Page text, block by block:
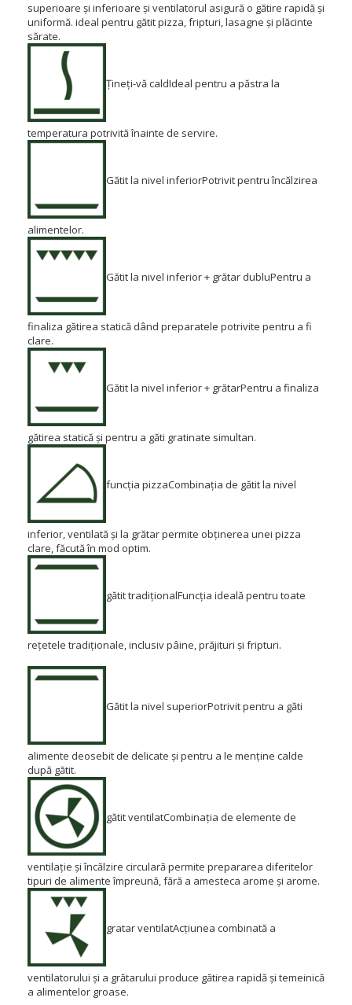
superioare și inferioare și ventilatorul asigură o gătire rapidă și
uniformă. ideal pentru gătit pizza, fripturi, lasagne și plăcinte
sărate.
Țineți-vă caldIdeal pentru a păstra la
temperatura potrivită înainte de servire.
Gătit la nivel inferiorPotrivit pentru încălzirea
alimentelor.
Gătit la nivel inferior + grătar dubluPentru a
finaliza gătirea statică dând preparatele potrivite pentru a fi
clare.
Gătit la nivel inferior + grătarPentru a finaliza
gătirea statică și pentru a găti gratinate simultan.
funcția pizzaCombinația de gătit la nivel
inferior, ventilată și la grătar permite obținerea unei pizza
clare, făcută în mod optim.
gătit tradiționalFuncția ideală pentru toate
rețetele tradiționale, inclusiv pâine, prăjituri și fripturi.
Gătit la nivel superiorPotrivit pentru a găti
alimente deosebit de delicate și pentru a le menține calde
după gătit.
gătit ventilatCombinația de elemente de
ventilație și încălzire circulară permite prepararea diferitelor
tipuri de alimente împreună, fără a amesteca arome și arome.
gratar ventilatAcțiunea combinată a
ventilatorului și a grătarului produce gătirea rapidă și temeinică
a alimentelor groase.